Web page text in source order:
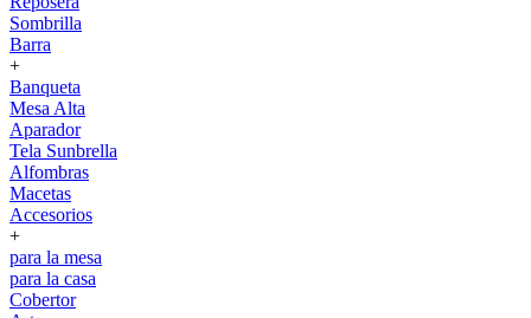
Sombrilla
Barra
+
Banqueta
Mesa Alta
Aparador
Tela Sunbrella
Alfombras
Macetas
Accesorios
+
para la mesa
para la casa
Cobertor